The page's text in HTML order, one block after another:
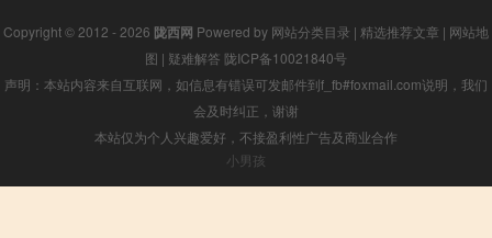
Copyright © 2012 - 2026 陇西网 Powered by 网站分类目录 | 精选推荐文章 | 网站地
图 | 疑难解答 陇ICP备10021840号
声明：本站内容来自互联网，如信息有错误可发邮件到f_fb#foxmail.com说明，我们
会及时纠正，谢谢
本站仅为个人兴趣爱好，不接盈利性广告及商业合作
小男孩